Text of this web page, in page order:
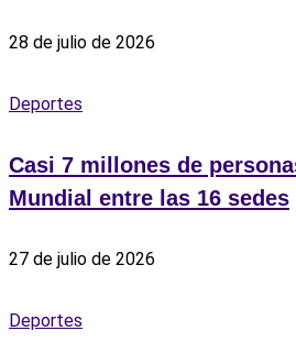
28 de julio de 2026
Deportes
Casi 7 millones de
Mundial entre las 16 sedes
27 de julio de 2026
Deportes